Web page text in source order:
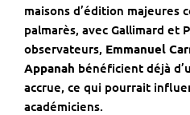
maisons d’édition majeures
palmarès, avec Gallimard et
observateurs, Emmanuel
Appanah bénéficient déjà
accrue, ce qui pourrait
académiciens.